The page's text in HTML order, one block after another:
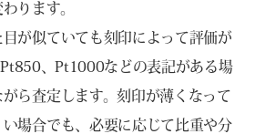
ります。
が似ていても刻印によって評価が
、Pt1000などの表記がある場
ら査定します。刻印が薄くなって
場合でも、必要に応じて比重や分